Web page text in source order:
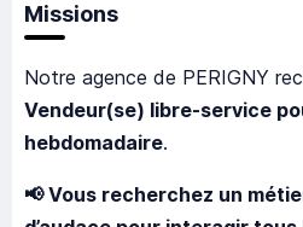
Missions
Notre agence de PERIGNY
Vendeur(se) libre-service
hebdomadaire.
📢 Vous recherchez un